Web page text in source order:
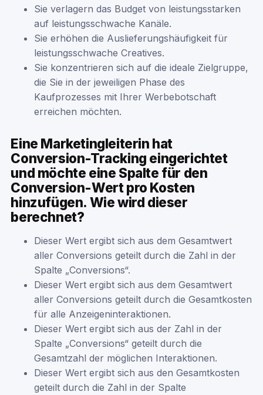
Sie verlagern das Budget von leistungsstarken
auf leistungsschwache Kanäle.
Sie erhöhen die Auslieferungshäufigkeit für
leistungsschwache Creatives.
Sie konzentrieren sich auf die ideale Zielgruppe,
die Sie in der jeweiligen Phase des
Kaufprozesses mit Ihrer Werbebotschaft
erreichen möchten.
Eine Marketingleiterin hat
Conversion-Tracking eingerichtet
und möchte eine Spalte für den
Conversion-Wert pro Kosten
hinzufügen. Wie wird dieser
berechnet?
Dieser Wert ergibt sich aus dem Gesamtwert
aller Conversions geteilt durch die Zahl in der
Spalte „Conversions“.
Dieser Wert ergibt sich aus dem Gesamtwert
aller Conversions geteilt durch die Gesamtkosten
für alle Anzeigeninteraktionen.
Dieser Wert ergibt sich aus der Zahl in der
Spalte „Conversions“ geteilt durch die
Gesamtzahl der möglichen Interaktionen.
Dieser Wert ergibt sich aus den Gesamtkosten
geteilt durch die Zahl in der Spalte